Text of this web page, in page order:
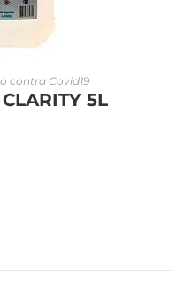
contra Covid19
5L